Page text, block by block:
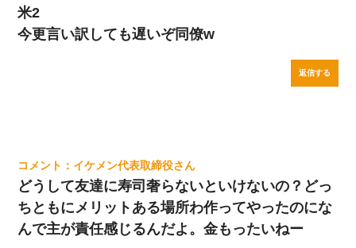
米2
今更言い訳しても遅いぞ同僚w
返信する
イケメン代表取締役
どうして友達に寿司奢らないといけないの？どっ
ちともにメリットある場所わ作ってやったのにな
んで主が責任感じるんだよ。金もったいねー